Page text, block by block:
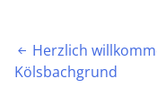
Beitragsnavigation
 Herzlich
Kölsbachgrund